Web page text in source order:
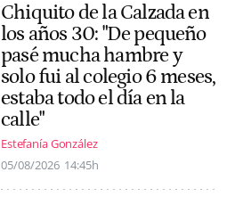
Chiquito de la Calzada en
los años 30: "De pequeño
pasé mucha hambre y
solo fui al colegio 6 meses,
estaba todo el día en la
calle"
Estefanía González
05/08/2026 14:45h